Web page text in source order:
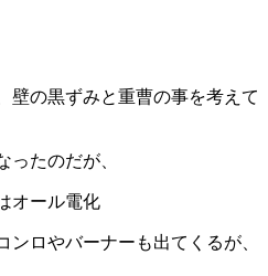
壁の黒ずみと重曹の事を考えて
ったのだが、
オール電化
ロやバーナーも出てくるが、